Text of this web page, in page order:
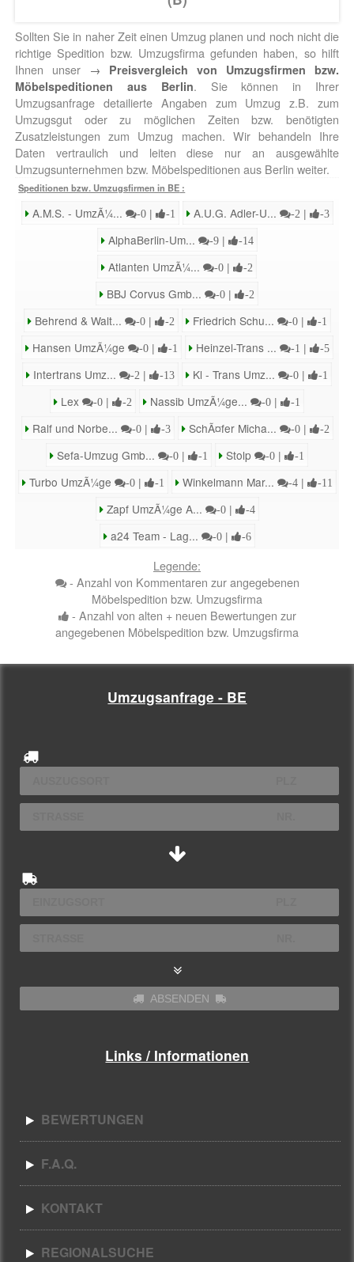
Sollten Sie in naher Zeit einen Umzug planen und noch nicht die
richtige Spedition bzw. Umzugsfirma gefunden haben, so hilft
Ihnen unser → Preisvergleich von Umzugsfirmen bzw.
Möbelspeditionen aus Berlin. Sie können in Ihrer
Umzugsanfrage detailierte Angaben zum Umzug z.B. zum
Umzugsgut oder zu möglichen Zeiten bzw. benötigten
Zusatzleistungen zum Umzug machen. Wir behandeln Ihre
Daten vertraulich und leiten diese nur an ausgewählte
Umzugsunternehmen bzw. Möbelspeditionen aus Berlin weiter.
Speditionen bzw. Umzugsfirmen in BE :
A.M.S. - UmzÃ¼... -0| -1 A.U.G. Adler-U... -2| -3
AlphaBerlin-Um... -9| -14
Atlanten UmzÃ¼... -0 | -2
BBJ Corvus Gmb... -0 | -2
Behrend & Walt... -0| -2 Friedrich Schu... -0| -1
Hansen UmzÃ¼ge -0| -1 Heinzel-Trans ... -1 | -5
Intertrans Umz... -2 | -13 Kl - Trans Umz... -0 | -1
Lex -0 | -2 Nassib UmzÃ¼ge... -0 | -1
Ralf und Norbe... -0| -3 SchÃ¤fer Micha... -0| -2
Sefa-Umzug Gmb... -0 | -1 Stolp -0 | -1
Turbo UmzÃ¼ge -0| -1 Winkelmann Mar... -4| -11
Zapf UmzÃ¼ge A... -0| -4
a24 Team - Lag... -0| -6
Legende:
- Anzahl von Kommentaren zur angegebenen
Möbelspedition bzw. Umzugsfirma
- Anzahl von alten + neuen Bewertungen zur
angegebenen Möbelspedition bzw. Umzugsfirma
Umzugsanfrage - BE
ABSENDEN
Links / Informationen
BEWERTUNGEN
F.A.Q.
KONTAKT
REGIONALSUCHE